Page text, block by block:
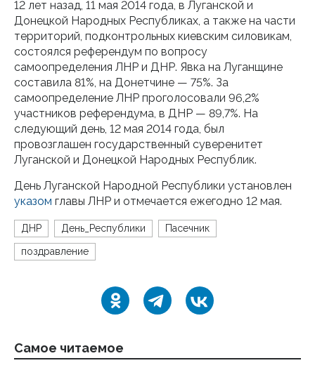
12 лет назад, 11 мая 2014 года, в Луганской и
Донецкой Народных Республиках, а также на части
территорий, подконтрольных киевским силовикам,
состоялся референдум по вопросу
самоопределения ЛНР и ДНР. Явка на Луганщине
составила 81%, на Донетчине — 75%. За
самоопределение ЛНР проголосовали 96,2%
участников референдума, в ДНР — 89,7%. На
следующий день, 12 мая 2014 года, был
провозглашен государственный суверенитет
Луганской и Донецкой Народных Республик.
День Луганской Народной Республики установлен
указом главы ЛНР и отмечается ежегодно 12 мая.
ДНР День_Республики Пасечник
поздравление
Самое читаемое